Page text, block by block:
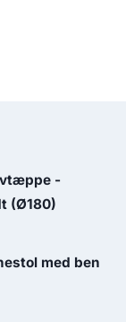
-
(Ø180)
med ben